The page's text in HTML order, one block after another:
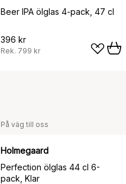
Beer IPA ölglas 4-pack, 47 cl
396 kr
Rek. 799 kr
På väg till oss
Holmegaard
Perfection ölglas 44 cl 6-
pack, Klar